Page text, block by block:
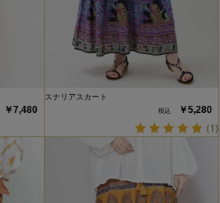
￥7,480
スナリアスカート
￥5,280
(1)